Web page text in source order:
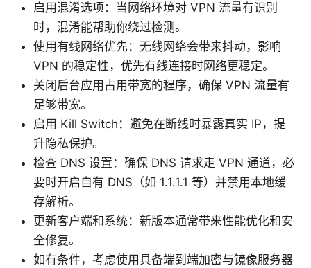
启用混淆选项：当网络环境对 VPN 流量有识别
时，混淆能帮助你绕过检测。
使用有线网络优先：无线网络会带来抖动，影响
VPN 的稳定性，优先有线连接时网络更稳定。
关闭后台应用占用带宽的程序，确保 VPN 流量有
足够带宽。
启用 Kill Switch：避免在断线时暴露真实 IP，提
升隐私保护。
检查 DNS 设置：确保 DNS 请求走 VPN 通道，必
要时开启自有 DNS（如 1.1.1.1 等）并禁用本地缓
存解析。
更新客户端和系统：新版本通常带来性能优化和安
全修复。
如有条件，考虑使用具备端到端加密与镜像服务器